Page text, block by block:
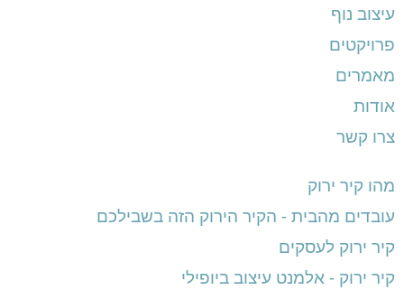
עיצוב נוף
פרויקטים
מאמרים
אודות
צרו קשר
מהו קיר ירוק
עובדים מהבית - הקיר הירוק הזה בשבילכם
קיר ירוק לעסקים
קיר ירוק - אלמנט עיצוב ביופילי